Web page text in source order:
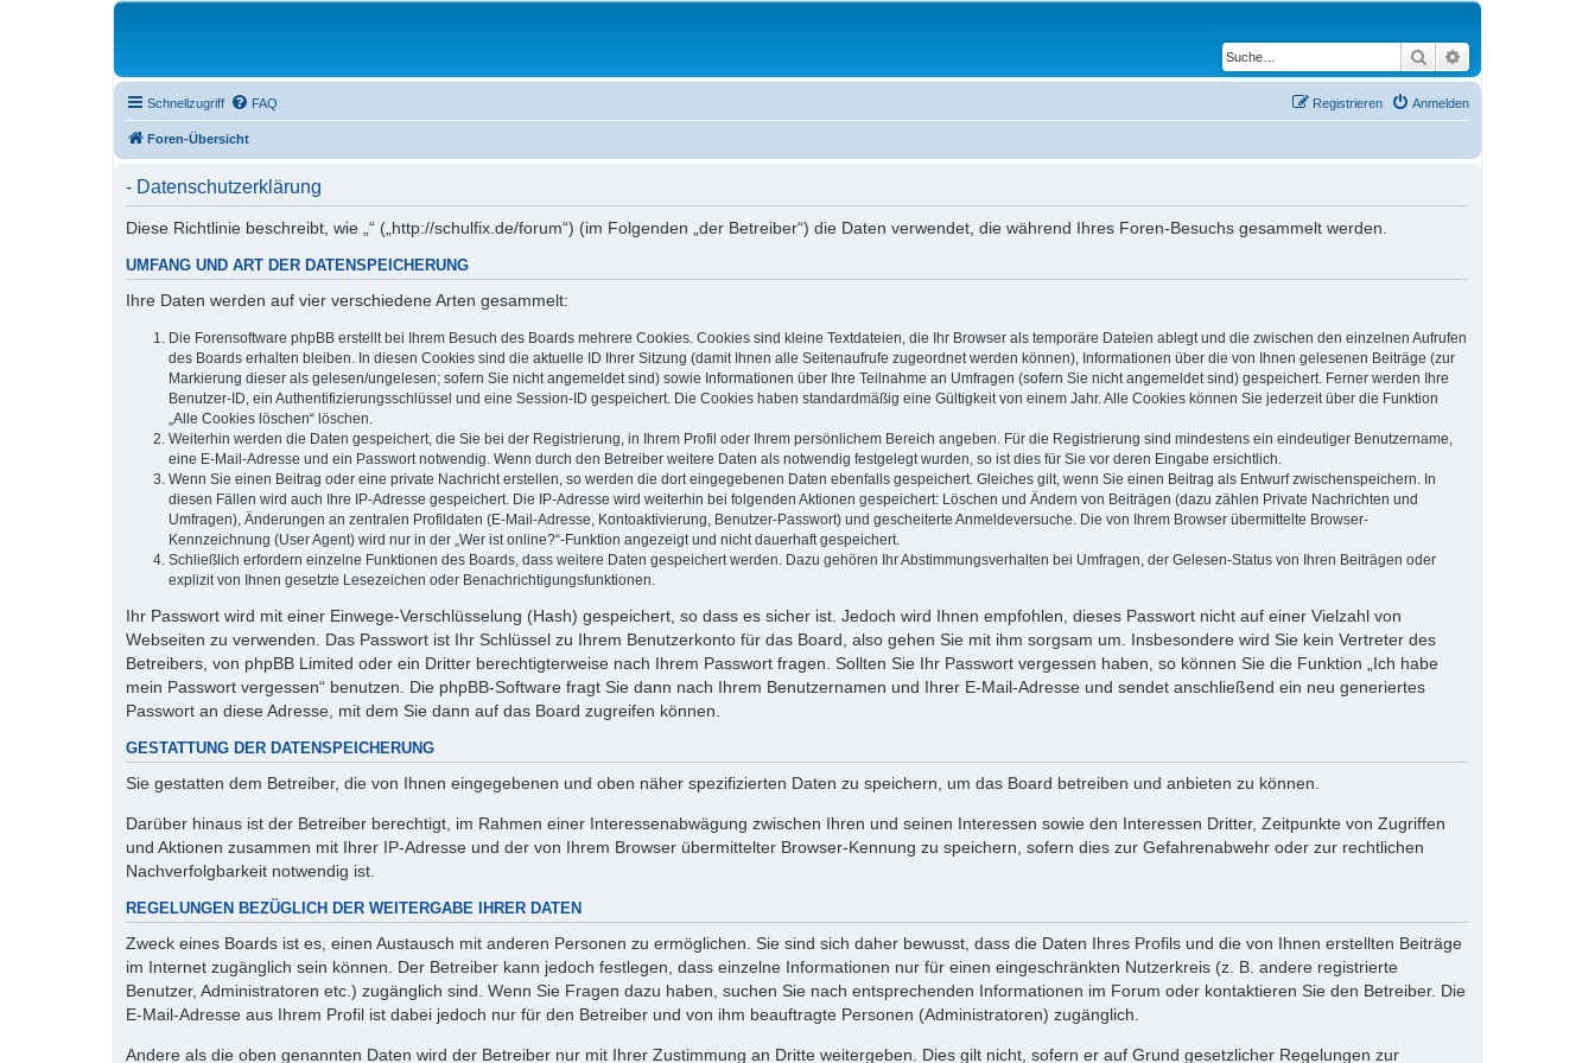
Suche
Schnellzugriff FAQ Anmelden
Registrieren
Foren-Übersicht
- Datenschutzerklärung
Diese Richtlinie beschreibt, wie „“ („http://schulfix.de/forum“) (im Folgenden „der Betreiber“) die Daten verwendet, die während Ihres Foren-Besuchs gesammelt werden.
UMFANG UND ART DER DATENSPEICHERUNG
Ihre Daten werden auf vier verschiedene Arten gesammelt:
Die Forensoftware phpBB erstellt bei Ihrem Besuch des Boards mehrere Cookies. Cookies sind kleine Textdateien, die Ihr Browser als temporäre Dateien ablegt und die zwischen den einzelnen Aufrufen
des Boards erhalten bleiben. In diesen Cookies sind die aktuelle ID Ihrer Sitzung (damit Ihnen alle Seitenaufrufe zugeordnet werden können), Informationen über die von Ihnen gelesenen Beiträge (zur
Markierung dieser als gelesen/ungelesen; sofern Sie nicht angemeldet sind) sowie Informationen über Ihre Teilnahme an Umfragen (sofern Sie nicht angemeldet sind) gespeichert. Ferner werden Ihre
Benutzer-ID, ein Authentifizierungsschlüssel und eine Session-ID gespeichert. Die Cookies haben standardmäßig eine Gültigkeit von einem Jahr. Alle Cookies können Sie jederzeit über die Funktion
„Alle Cookies löschen“ löschen.
Weiterhin werden die Daten gespeichert, die Sie bei der Registrierung, in Ihrem Profil oder Ihrem persönlichem Bereich angeben. Für die Registrierung sind mindestens ein eindeutiger Benutzername,
eine E-Mail-Adresse und ein Passwort notwendig. Wenn durch den Betreiber weitere Daten als notwendig festgelegt wurden, so ist dies für Sie vor deren Eingabe ersichtlich.
Wenn Sie einen Beitrag oder eine private Nachricht erstellen, so werden die dort eingegebenen Daten ebenfalls gespeichert. Gleiches gilt, wenn Sie einen Beitrag als Entwurf zwischenspeichern. In
diesen Fällen wird auch Ihre IP-Adresse gespeichert. Die IP-Adresse wird weiterhin bei folgenden Aktionen gespeichert: Löschen und Ändern von Beiträgen (dazu zählen Private Nachrichten und
Umfragen), Änderungen an zentralen Profildaten (E-Mail-Adresse, Kontoaktivierung, Benutzer-Passwort) und gescheiterte Anmeldeversuche. Die von Ihrem Browser übermittelte Browser-
Kennzeichnung (User Agent) wird nur in der „Wer ist online?“-Funktion angezeigt und nicht dauerhaft gespeichert.
Schließlich erfordern einzelne Funktionen des Boards, dass weitere Daten gespeichert werden. Dazu gehören Ihr Abstimmungsverhalten bei Umfragen, der Gelesen-Status von Ihren Beiträgen oder
explizit von Ihnen gesetzte Lesezeichen oder Benachrichtigungsfunktionen.
Ihr Passwort wird mit einer Einwege-Verschlüsselung (Hash) gespeichert, so dass es sicher ist. Jedoch wird Ihnen empfohlen, dieses Passwort nicht auf einer Vielzahl von
Webseiten zu verwenden. Das Passwort ist Ihr Schlüssel zu Ihrem Benutzerkonto für das Board, also gehen Sie mit ihm sorgsam um. Insbesondere wird Sie kein Vertreter des
Betreibers, von phpBB Limited oder ein Dritter berechtigterweise nach Ihrem Passwort fragen. Sollten Sie Ihr Passwort vergessen haben, so können Sie die Funktion „Ich habe
mein Passwort vergessen“ benutzen. Die phpBB-Software fragt Sie dann nach Ihrem Benutzernamen und Ihrer E-Mail-Adresse und sendet anschließend ein neu generiertes
Passwort an diese Adresse, mit dem Sie dann auf das Board zugreifen können.
GESTATTUNG DER DATENSPEICHERUNG
Sie gestatten dem Betreiber, die von Ihnen eingegebenen und oben näher spezifizierten Daten zu speichern, um das Board betreiben und anbieten zu können.
Darüber hinaus ist der Betreiber berechtigt, im Rahmen einer Interessenabwägung zwischen Ihren und seinen Interessen sowie den Interessen Dritter, Zeitpunkte von Zugriffen
und Aktionen zusammen mit Ihrer IP-Adresse und der von Ihrem Browser übermittelter Browser-Kennung zu speichern, sofern dies zur Gefahrenabwehr oder zur rechtlichen
Nachverfolgbarkeit notwendig ist.
REGELUNGEN BEZÜGLICH DER WEITERGABE IHRER DATEN
Zweck eines Boards ist es, einen Austausch mit anderen Personen zu ermöglichen. Sie sind sich daher bewusst, dass die Daten Ihres Profils und die von Ihnen erstellten Beiträge
im Internet zugänglich sein können. Der Betreiber kann jedoch festlegen, dass einzelne Informationen nur für einen eingeschränkten Nutzerkreis (z. B. andere registrierte
Benutzer, Administratoren etc.) zugänglich sind. Wenn Sie Fragen dazu haben, suchen Sie nach entsprechenden Informationen im Forum oder kontaktieren Sie den Betreiber. Die
E-Mail-Adresse aus Ihrem Profil ist dabei jedoch nur für den Betreiber und von ihm beauftragte Personen (Administratoren) zugänglich.
Andere als die oben genannten Daten wird der Betreiber nur mit Ihrer Zustimmung an Dritte weitergeben. Dies gilt nicht, sofern er auf Grund gesetzlicher Regelungen zur